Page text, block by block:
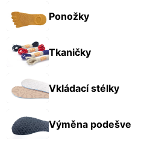
Ponožky
Tkaničky
Vkládací stélky
Výměna podešve